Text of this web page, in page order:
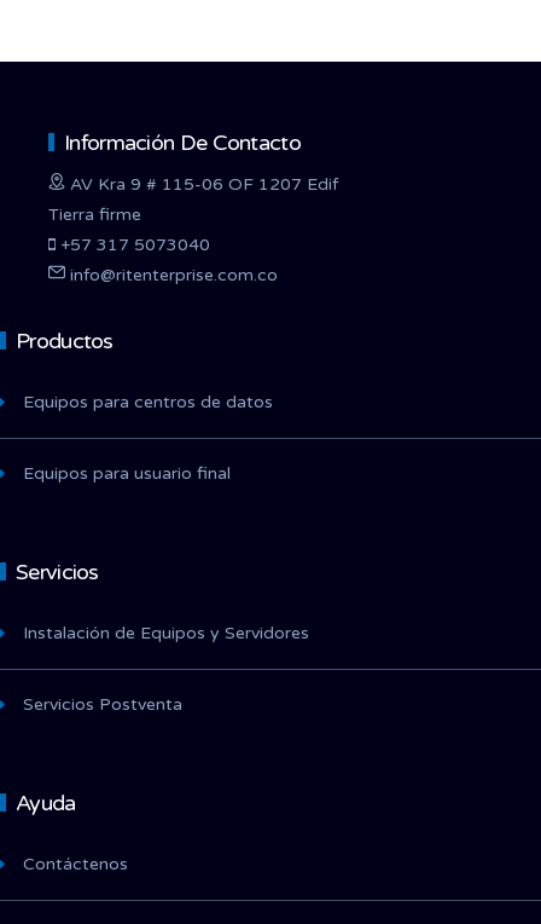
Información De Contacto
AV Kra 9 # 115-06 OF 1207 Edif
Tierra firme
+57 317 5073040
info@ritenterprise.com.co
Productos
Equipos para centros de datos
Equipos para usuario final
Servicios
Instalación de Equipos y Servidores
Servicios Postventa
Ayuda
Contáctenos